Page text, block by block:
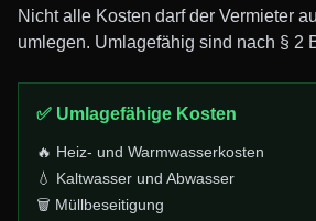
Nicht alle Kosten darf der Vermieter
umlegen. Umlagefähig sind nach § 2
✅ Umlagefähige Kosten
🔥 Heiz- und Warmwasserkosten
💧 Kaltwasser und Abwasser
🗑️ Müllbeseitigung